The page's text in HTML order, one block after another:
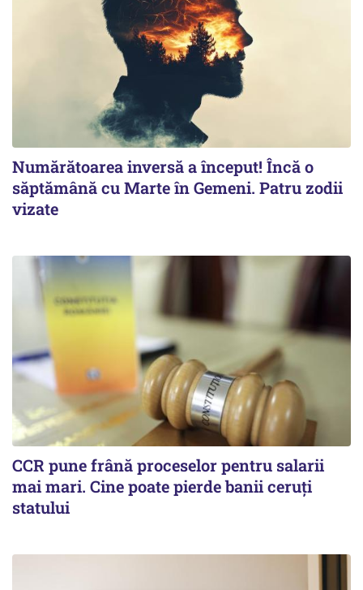
Numărătoarea inversă a început! Încă o
săptămână cu Marte în Gemeni. Patru zodii
vizate
CCR pune frână proceselor pentru salarii
mai mari. Cine poate pierde banii ceruți
statului